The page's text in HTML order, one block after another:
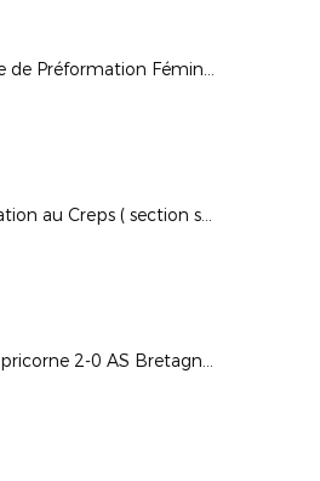
Centre de Préformation Féminin de Football: Remise des équipements
Formation au Creps ( section sportive )
AS Capricorne 2-0 AS Bretagne 5ème journée de Régional 1